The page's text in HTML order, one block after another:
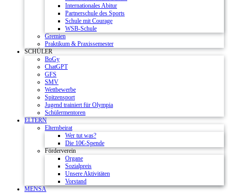
Internationales Abitur
Partnerschule des Sports
Schule mit Courage
WSB-Schule
Gremien
Praktikum & Praxissemester
SCHÜLER
BoGy
ChatGPT
GFS
SMV
Wettbewerbe
Spitzensport
Jugend trainiert für Olympia
Schülermentoren
ELTERN
Elternbeirat
Wer tut was?
Die 10€-Spende
Förderverein
Organe
Sozialpreis
Unsere Aktivitäten
Vorstand
MENSA